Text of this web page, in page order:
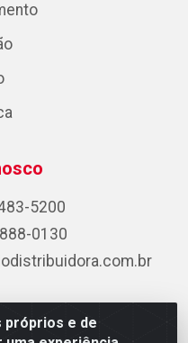
próprios e de
5200
0130
de Campos, 42 -